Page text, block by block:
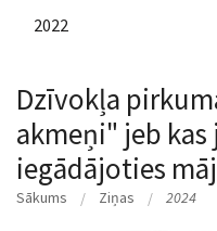
Uzņēmums
Pakalpojumi
Kontakti
2022
Dzīvokļa
akmeņi" jeb kas
iegādājoties
Sākums Ziņas 2024